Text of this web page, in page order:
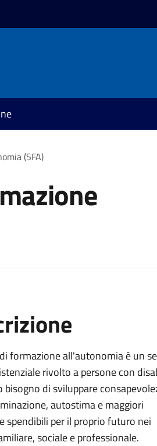
(SFA)
formazione all'autonomia è un
rivolto a persone con
bisogno di sviluppare
autostima e maggiori
spendibili per il proprio futuro nei
sociale e professionale.